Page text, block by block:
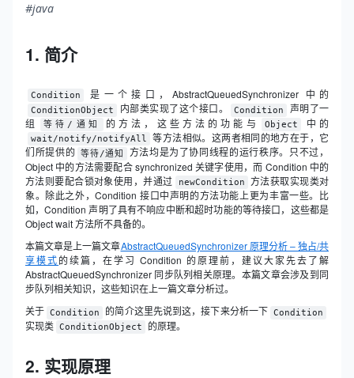
#java
1. 简介
Condition 是一个接口，AbstractQueuedSynchronizer 中的
ConditionObject 内部类实现了这个接口。 Condition
声明了一
组
等待/通知 的方法，这些方法的功能与 Object 中的
wait/notify/notifyAll
等方法相似。这两者相同的地方在于，它
们所提供的
等待/通知
方法均是为了协同线程的运行秩序。只不过，
Object 中的方法需要配合 synchronized 关键字使用，而 Condition 中的
方法则要配合锁对象使用，并通过
newCondition
方法获取实现类对
象。除此之外，Condition 接口中声明的方法功能上更为丰富一些。比
如，Condition 声明了具有不响应中断和超时功能的等待接口，这些都是
Object wait 方法所不具备的。
本篇文章是上一篇文章AbstractQueuedSynchronizer 原理分析 – 独占/共
享模式的续篇，在学习 Condition 的原理前，建议大家先去了解
AbstractQueuedSynchronizer 同步队列相关原理。本篇文章会涉及到同
步队列相关知识，这些知识在上一篇文章分析过。
关于 Condition 的简介这里先说到这，接下来分析一下 Condition
实现类 ConditionObject 的原理。
2. 实现原理